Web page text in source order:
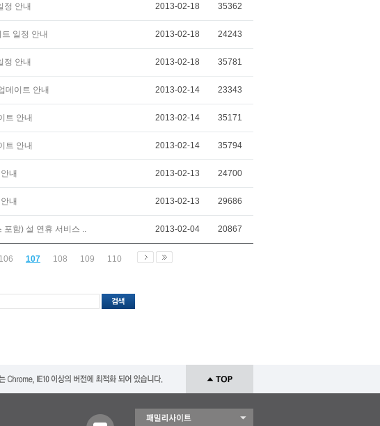
정 안내 2013-02-18 35362
일정 안내 2013-02-18 24243
정 안내 2013-02-18 35781
데이트 안내 2013-02-14 23343
트 안내 2013-02-14 35171
트 안내 2013-02-14 35794
내 2013-02-13 24700
내 2013-02-13 29686
포함) 설 연휴 서비스 .. 2013-02-04 20867
106 107 108 109 110